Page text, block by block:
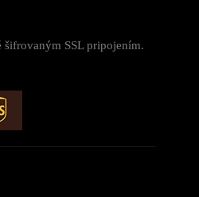
šifrovaným SSL pripojením.